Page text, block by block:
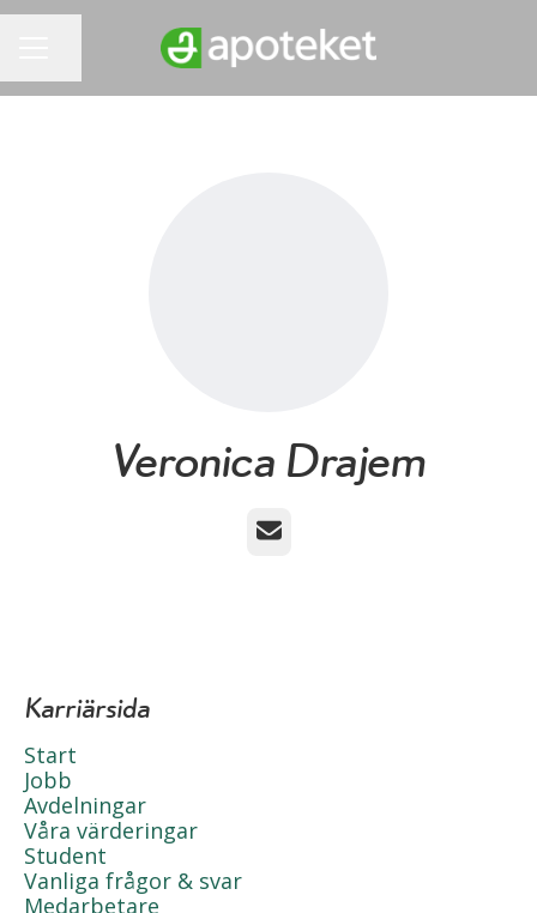
Veronica Drajem
E-post
Karriärsida
Start
Jobb
Avdelningar
Våra värderingar
Student
Vanliga frågor & svar
Medarbetare